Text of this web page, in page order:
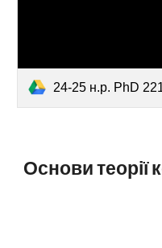
24-25 н.р. PhD
Основи теорії